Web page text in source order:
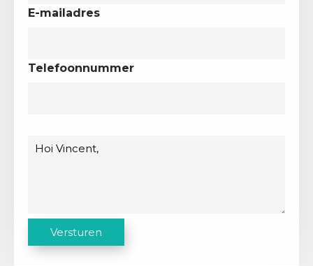
E-mailadres
Telefoonnummer
A
Versturen